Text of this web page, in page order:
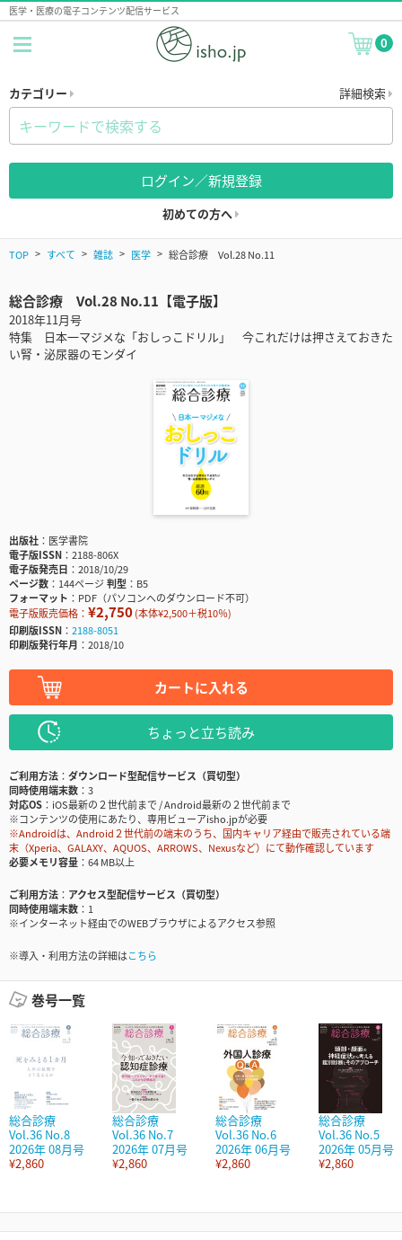
医学・医療の電子コンテンツ配信サービス
0
カテゴリー 詳細検索
ログイン／新規登録
初めての方へ
TOP すべて 雑誌 医学 総合診療 Vol.28 No.11
総合診療 Vol.28 No.11【電子版】
2018年11月号
特集 日本一マジメな「おしっこドリル」 今これだけは押さえておきた
い腎・泌尿器のモンダイ
出版社
医学書院
電子版ISSN
2188-806X
電子版発売日
2018/10/29
ページ数
144ページ判型
B5
フォーマット
PDF（パソコンへのダウンロード不可）
電子版販売価格： ¥2,750(本体¥2,500＋税10％)
印刷版ISSN
2188-8051
印刷版発行年月
2018/10
カートに入れる
ちょっと立ち読み
ご利用方法
ダウンロード型配信サービス（買切型）
同時使用端末数
3
対応OS
iOS最新の２世代前まで / Android最新の２世代前まで
※コンテンツの使用にあたり、専用ビューアisho.jpが必要
※Androidは、Android２世代前の端末のうち、国内キャリア経由で販売されている端
末（Xperia、GALAXY、AQUOS、ARROWS、Nexusなど）にて動作確認しています
必要メモリ容量
64 MB以上
ご利用方法
アクセス型配信サービス（買切型）
同時使用端末数
1
※インターネット経由でのWEBブラウザによるアクセス参照
※導入・利用方法の詳細はこちら
巻号一覧
総合診療
Vol.36 No.8
2026年 08月号
¥2,860
総合診療
Vol.36 No.7
2026年 07月号
¥2,860
総合診療
Vol.36 No.6
2026年 06月号
¥2,860
総合診療
Vol.36 No.5
2026年 05月号
¥2,860